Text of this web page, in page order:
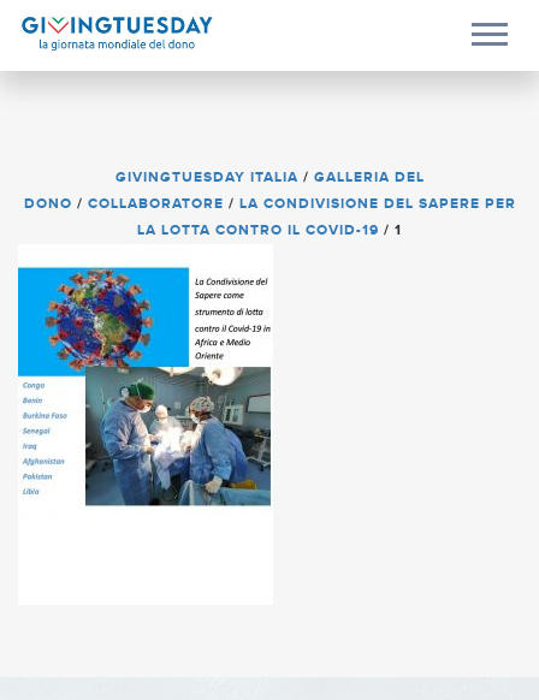
GIVINGTUESDAY ITALIA / GALLERIA DEL
DONO / COLLABORATORE / LA CONDIVISIONE DEL SAPERE PER
LA LOTTA CONTRO IL COVID-19 / 1